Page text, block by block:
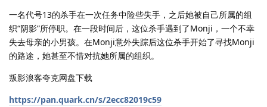
一名代号13的杀手在一次任务中险些失手，之后她被自己所属的组
织“阴影”所停职。在一段时间后，这位杀手遇到了Monji，一个不幸
失去母亲的小男孩。在Monji意外失踪后这位杀手开始了寻找Monji
的路途，她甚至不惜对抗她所属的组织。
叛影浪客夸克网盘下载
https://pan.quark.cn/s/2ecc82019c59